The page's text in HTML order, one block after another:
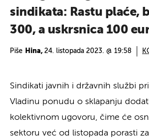
sindikata: Rastu plaće,
300, a uskrsnica 100
Piše Hina, 24. listopada 2023. @ 19:58
Sindikati javnih i državnih službi
Vladinu ponudu o sklapanju
kolektivnom ugovoru, čime će
sektoru već od listopada porasti